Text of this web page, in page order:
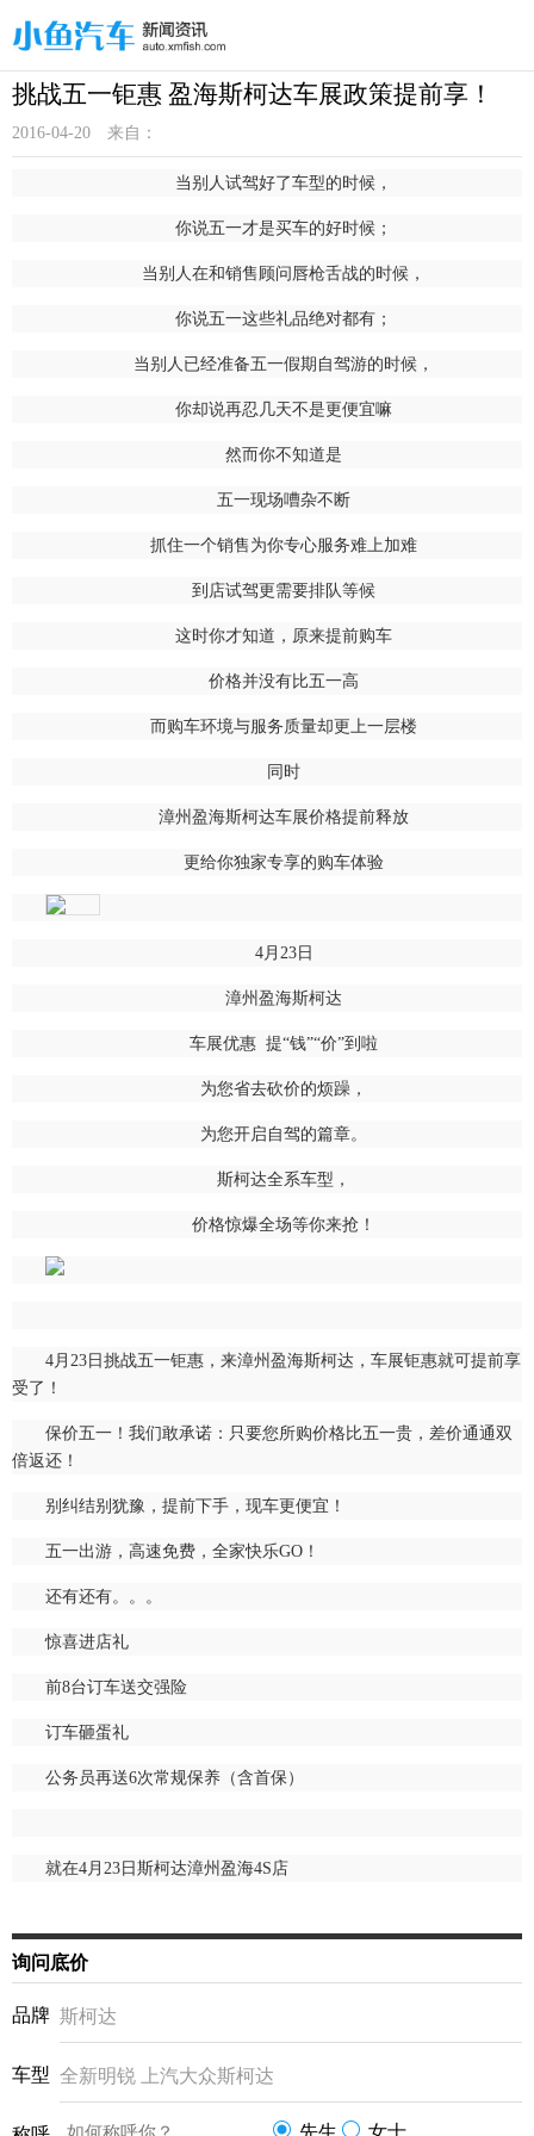
挑战五一钜惠 盈海斯柯达车展政策提前享！
2016-04-20 来自：
当别人试驾好了车型的时候，
你说五一才是买车的好时候；
当别人在和销售顾问唇枪舌战的时候，
你说五一这些礼品绝对都有；
当别人已经准备五一假期自驾游的时候，
你却说再忍几天不是更便宜嘛
然而你不知道是
五一现场嘈杂不断
抓住一个销售为你专心服务难上加难
到店试驾更需要排队等候
这时你才知道，原来提前购车
价格并没有比五一高
而购车环境与服务质量却更上一层楼
同时
漳州盈海斯柯达车展价格提前释放
更给你独家专享的购车体验
4月23日
漳州盈海斯柯达
车展优惠 提“钱”“价”到啦
为您省去砍价的烦躁，
为您开启自驾的篇章。
斯柯达全系车型，
价格惊爆全场等你来抢！
4月23日挑战五一钜惠，来漳州盈海斯柯达，车展钜惠就可提前享
受了！
保价五一！我们敢承诺：只要您所购价格比五一贵，差价通通双
倍返还！
别纠结别犹豫，提前下手，现车更便宜！
五一出游，高速免费，全家快乐GO！
还有还有。。。
惊喜进店礼
前8台订车送交强险
订车砸蛋礼
公务员再送6次常规保养（含首保）
就在4月23日斯柯达漳州盈海4S店
询问底价
品牌 斯柯达
车型 全新明锐 上汽大众斯柯达
先生 女士